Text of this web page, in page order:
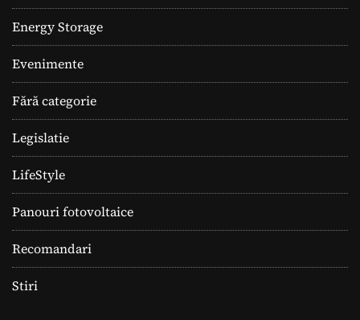
Energy Storage
Evenimente
Fără categorie
Legislatie
LifeStyle
Panouri fotovoltaice
Recomandari
Stiri